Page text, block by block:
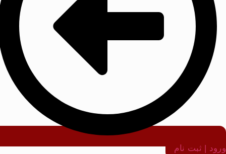
ورود | ثبت نام